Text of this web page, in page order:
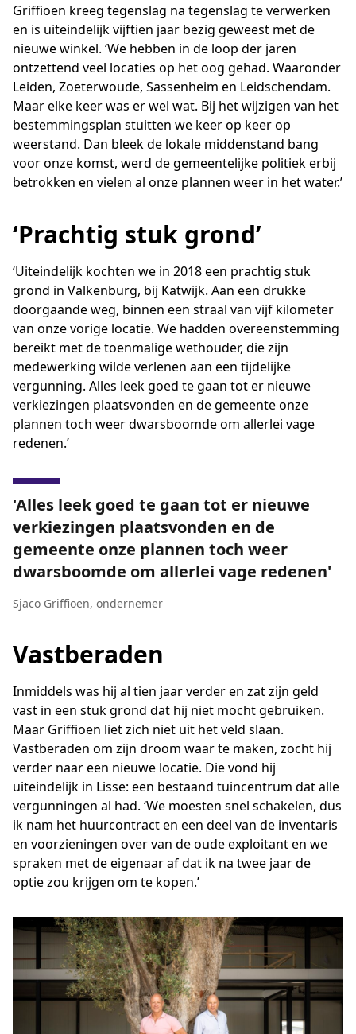
Griffioen kreeg tegenslag na tegenslag te verwerken
en is uiteindelijk vijftien jaar bezig geweest met de
nieuwe winkel. ‘We hebben in de loop der jaren
ontzettend veel locaties op het oog gehad. Waaronder
Leiden, Zoeterwoude, Sassenheim en Leidschendam.
Maar elke keer was er wel wat. Bij het wijzigen van het
bestemmingsplan stuitten we keer op keer op
weerstand. Dan bleek de lokale middenstand bang
voor onze komst, werd de gemeentelijke politiek erbij
betrokken en vielen al onze plannen weer in het water.’
‘Prachtig stuk grond’
‘Uiteindelijk kochten we in 2018 een prachtig stuk
grond in Valkenburg, bij Katwijk. Aan een drukke
doorgaande weg, binnen een straal van vijf kilometer
van onze vorige locatie. We hadden overeenstemming
bereikt met de toenmalige wethouder, die zijn
medewerking wilde verlenen aan een tijdelijke
vergunning. Alles leek goed te gaan tot er nieuwe
verkiezingen plaatsvonden en de gemeente onze
plannen toch weer dwarsboomde om allerlei vage
redenen.’
Alles leek goed te gaan tot er nieuwe
verkiezingen plaatsvonden en de
gemeente onze plannen toch weer
dwarsboomde om allerlei vage redenen
Sjaco Griffioen, ondernemer
Vastberaden
Inmiddels was hij al tien jaar verder en zat zijn geld
vast in een stuk grond dat hij niet mocht gebruiken.
Maar Griffioen liet zich niet uit het veld slaan.
Vastberaden om zijn droom waar te maken, zocht hij
verder naar een nieuwe locatie. Die vond hij
uiteindelijk in Lisse: een bestaand tuincentrum dat alle
vergunningen al had. ‘We moesten snel schakelen, dus
ik nam het huurcontract en een deel van de inventaris
en voorzieningen over van de oude exploitant en we
spraken met de eigenaar af dat ik na twee jaar de
optie zou krijgen om te kopen.’